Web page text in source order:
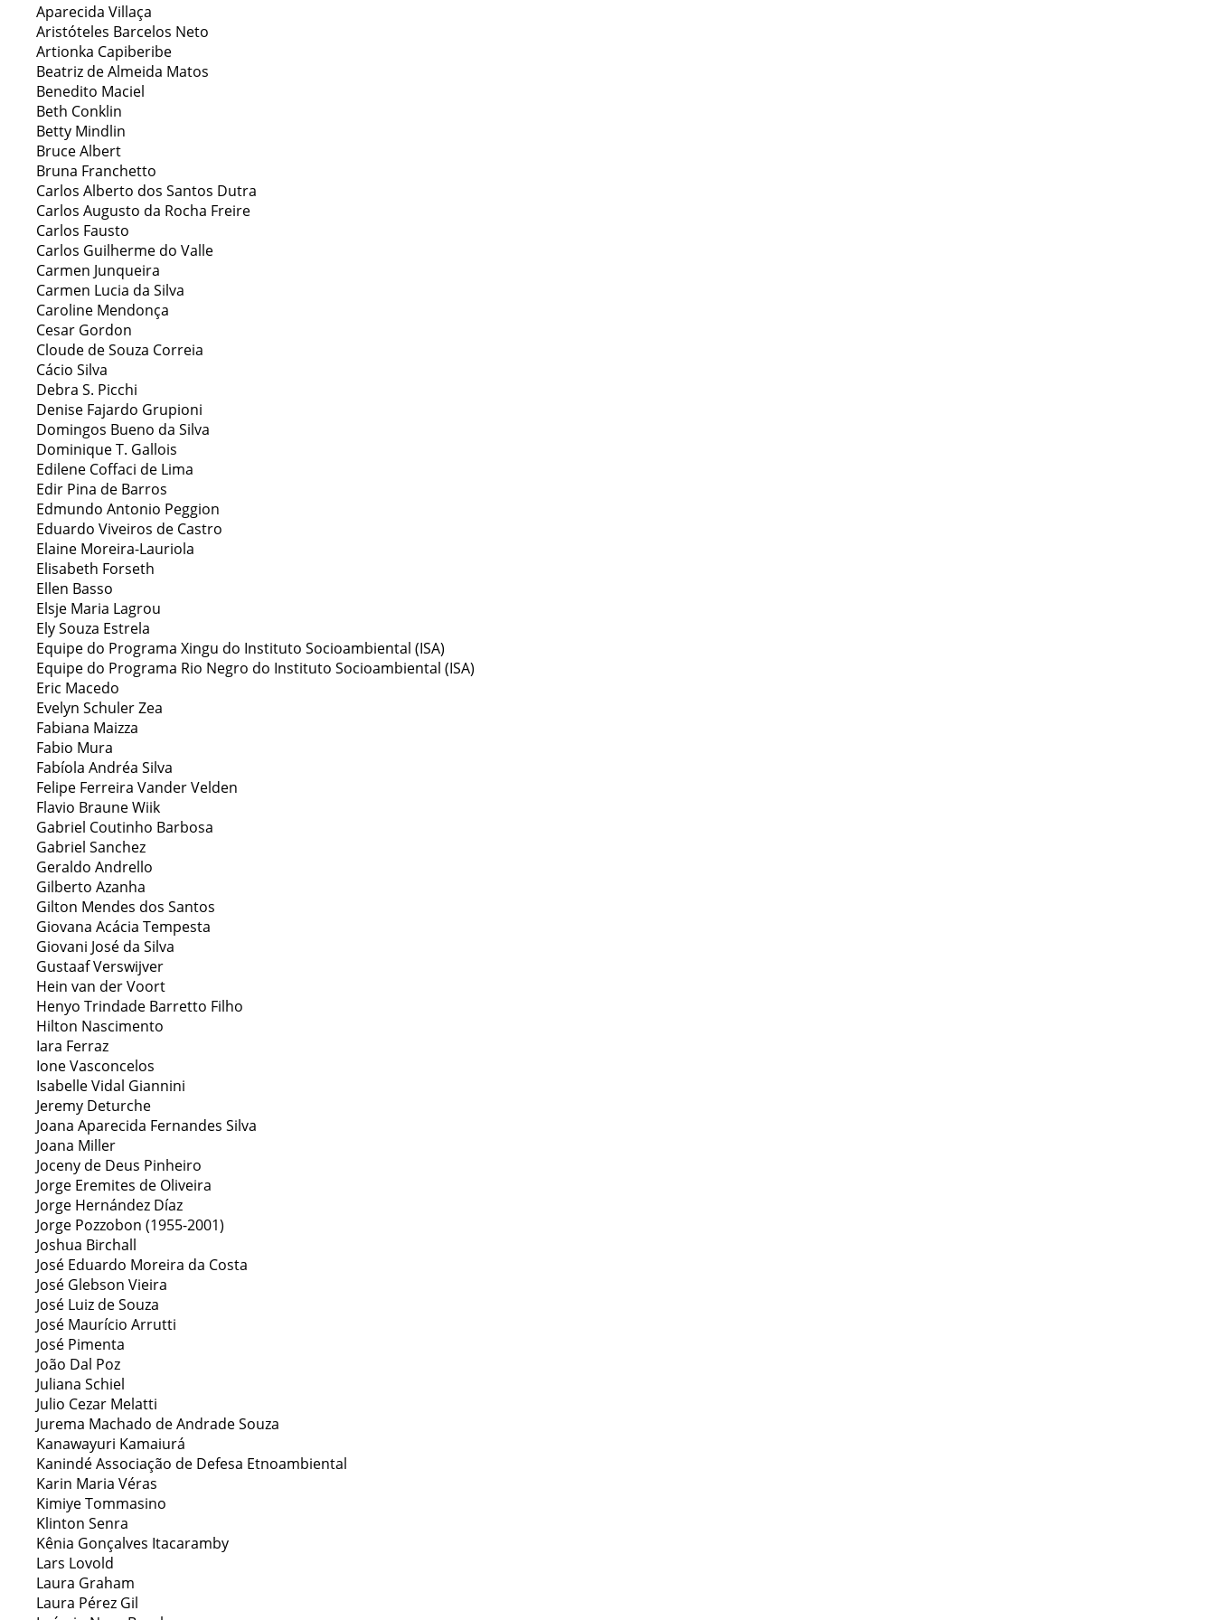
Aparecida Villaça
Aristóteles Barcelos Neto
Artionka Capiberibe
Beatriz de Almeida Matos
Benedito Maciel
Beth Conklin
Betty Mindlin
Bruce Albert
Bruna Franchetto
Carlos Alberto dos Santos Dutra
Carlos Augusto da Rocha Freire
Carlos Fausto
Carlos Guilherme do Valle
Carmen Junqueira
Carmen Lucia da Silva
Caroline Mendonça
Cesar Gordon
Cloude de Souza Correia
Cácio Silva
Debra S. Picchi
Denise Fajardo Grupioni
Domingos Bueno da Silva
Dominique T. Gallois
Edilene Coffaci de Lima
Edir Pina de Barros
Edmundo Antonio Peggion
Eduardo Viveiros de Castro
Elaine Moreira-Lauriola
Elisabeth Forseth
Ellen Basso
Elsje Maria Lagrou
Ely Souza Estrela
Equipe do Programa Xingu do Instituto Socioambiental (ISA)
Equipe do Programa Rio Negro do Instituto Socioambiental (ISA)
Eric Macedo
Evelyn Schuler Zea
Fabiana Maizza
Fabio Mura
Fabíola Andréa Silva
Felipe Ferreira Vander Velden
Flavio Braune Wiik
Gabriel Coutinho Barbosa
Gabriel Sanchez
Geraldo Andrello
Gilberto Azanha
Gilton Mendes dos Santos
Giovana Acácia Tempesta
Giovani José da Silva
Gustaaf Verswijver
Hein van der Voort
Henyo Trindade Barretto Filho
Hilton Nascimento
Iara Ferraz
Ione Vasconcelos
Isabelle Vidal Giannini
Jeremy Deturche
Joana Aparecida Fernandes Silva
Joana Miller
Joceny de Deus Pinheiro
Jorge Eremites de Oliveira
Jorge Hernández Díaz
Jorge Pozzobon (1955-2001)
Joshua Birchall
José Eduardo Moreira da Costa
José Glebson Vieira
José Luiz de Souza
José Maurício Arrutti
José Pimenta
João Dal Poz
Juliana Schiel
Julio Cezar Melatti
Jurema Machado de Andrade Souza
Kanawayuri Kamaiurá
Kanindé Associação de Defesa Etnoambiental
Karin Maria Véras
Kimiye Tommasino
Klinton Senra
Kênia Gonçalves Itacaramby
Lars Lovold
Laura Graham
Laura Pérez Gil